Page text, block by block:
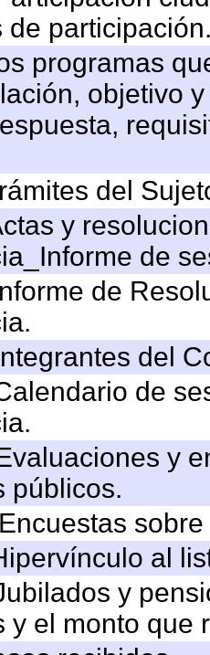
de
programas
objetivo
del
y
de
de
del
de
y
públicos.
al
y
y el monto que